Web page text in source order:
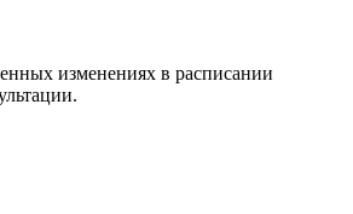
изменениях в расписании